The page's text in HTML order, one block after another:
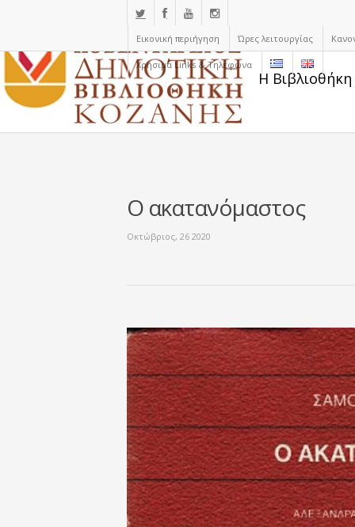
Εικονική περιήγηση Ώρες λειτουργίας
Χρήσιμα Links & Τηλέφωνα
Η
Ο ακατανόμαστος
Οκτώβριος, 26 2020